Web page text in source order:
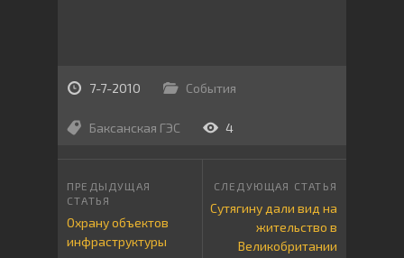
7-7-2010 События
Баксанская ГЭС 4
Охрану объектов
инфраструктуры
Сутягину дали вид на
жительство в
Великобритании